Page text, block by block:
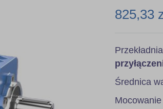
825,33
Średnica